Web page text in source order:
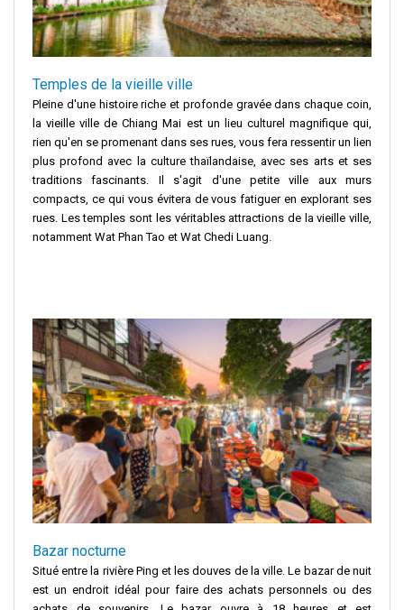
Temples de la vieille ville
Pleine d'une histoire riche et profonde gravée dans chaque coin,
la vieille ville de Chiang Mai est un lieu culturel magnifique qui,
rien qu'en se promenant dans ses rues, vous fera ressentir un lien
plus profond avec la culture thaïlandaise, avec ses arts et ses
traditions fascinants. Il s'agit d'une petite ville aux murs
compacts, ce qui vous évitera de vous fatiguer en explorant ses
rues. Les temples sont les véritables attractions de la vieille ville,
notamment Wat Phan Tao et Wat Chedi Luang.
Bazar nocturne
Situé entre la rivière Ping et les douves de la ville. Le bazar de nuit
est un endroit idéal pour faire des achats personnels ou des